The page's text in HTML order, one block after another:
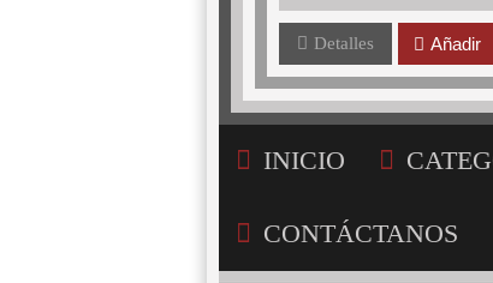
Detalles Añadir
INICIO
CONTÁCTANOS